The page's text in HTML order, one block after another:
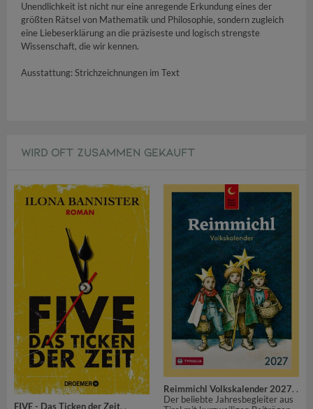
Unendlichkeit ist nicht nur eine anregende Erkundung eines der
größten Rätsel von Mathematik und Philosophie, sondern zugleich
eine Liebeserklärung an die präziseste und logisch strengste
Wissenschaft, die wir kennen.
Ausstattung: Strichzeichnungen im Text
WIRD OFT ZUSAMMEN GEKAUFT
FIVE - Das Ticken der Zeit. .
Reimmichl Volkskalender 2027. .
Der beliebte Jahresbegleiter aus